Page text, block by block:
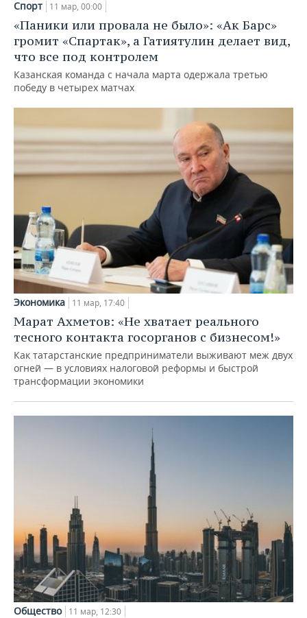
Спорт 11 мар, 00:00
«Паники или провала не было»: «Ак Барс»
громит «Спартак», а Гатиятулин делает вид,
что все под контролем
Казанская команда с начала марта одержала третью
победу в четырех матчах
Экономика 11 мар, 17:40
Марат Ахметов: «Не хватает реального
тесного контакта госорганов с бизнесом!»
Как татарстанские предприниматели выживают меж двух
огней — в условиях налоговой реформы и быстрой
трансформации экономики
Общество 11 мар, 12:30